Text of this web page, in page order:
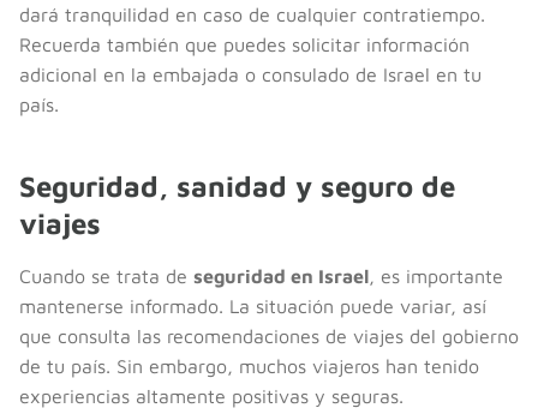
dará tranquilidad en caso de cualquier contratiempo.
Recuerda también que puedes solicitar información
adicional en la embajada o consulado de Israel en tu
país.
Seguridad, sanidad y seguro de
viajes
Cuando se trata de seguridad en Israel, es importante
mantenerse informado. La situación puede variar, así
que consulta las recomendaciones de viajes del gobierno
de tu país. Sin embargo, muchos viajeros han tenido
experiencias altamente positivas y seguras.